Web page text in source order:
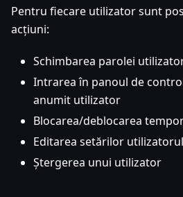
Pentru fiecare utilizator sunt
acțiuni:
Schimbarea parolei
Intrarea în panoul de
anumit utilizator
Blocarea/deblocarea
Editarea setărilor
Ștergerea unui utilizator